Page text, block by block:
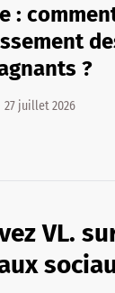
:
?
27 juillet 2026
VL.